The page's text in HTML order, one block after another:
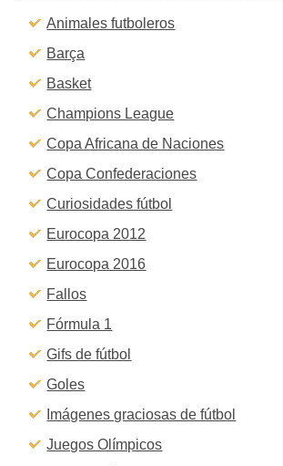
Animales futboleros
Barça
Basket
Champions League
Copa Africana de Naciones
Copa Confederaciones
Curiosidades fútbol
Eurocopa 2012
Eurocopa 2016
Fallos
Fórmula 1
Gifs de fútbol
Goles
Imágenes graciosas de fútbol
Juegos Olímpicos